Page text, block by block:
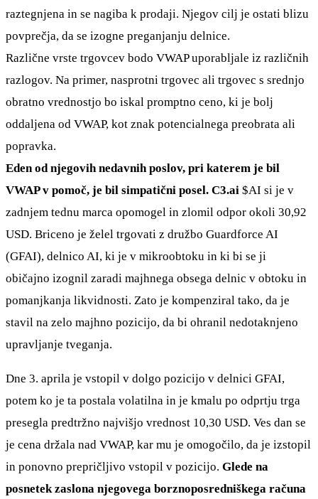
raztegnjena in se nagiba k prodaji. Njegov cilj je ostati blizu
povprečja, da se izogne preganjanju delnice.
Različne vrste trgovcev bodo VWAP uporabljale iz različnih
razlogov. Na primer, nasprotni trgovec ali trgovec s srednjo
obratno vrednostjo bo iskal promptno ceno, ki je bolj
oddaljena od VWAP, kot znak potencialnega preobrata ali
popravka.
Eden od njegovih nedavnih poslov, pri katerem je bil
VWAP v pomoč, je bil simpatični posel. C3.ai $AI si je v
zadnjem tednu marca opomogel in zlomil odpor okoli 30,92
USD. Briceno je želel trgovati z družbo Guardforce AI
(GFAI), delnico AI, ki je v mikroobtoku in ki bi se ji
običajno izognil zaradi majhnega obsega delnic v obtoku in
pomanjkanja likvidnosti. Zato je kompenziral tako, da je
stavil na zelo majhno pozicijo, da bi ohranil nedotaknjeno
upravljanje tveganja.
Dne 3. aprila je vstopil v dolgo pozicijo v delnici GFAI,
potem ko je ta postala volatilna in je kmalu po odprtju trga
presegla predtržno najvišjo vrednost 10,30 USD. Ves dan se
je cena držala nad VWAP, kar mu je omogočilo, da je izstopil
in ponovno prepričljivo vstopil v pozicijo. Glede na
posnetek zaslona njegovega borznoposredniškega računa